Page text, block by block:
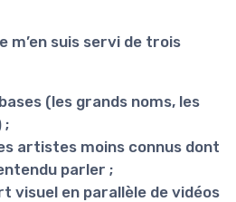
m’en suis servi de trois
(les grands noms, les
;
artistes moins connus dont
parler ;
visuel en parallèle de vidéos